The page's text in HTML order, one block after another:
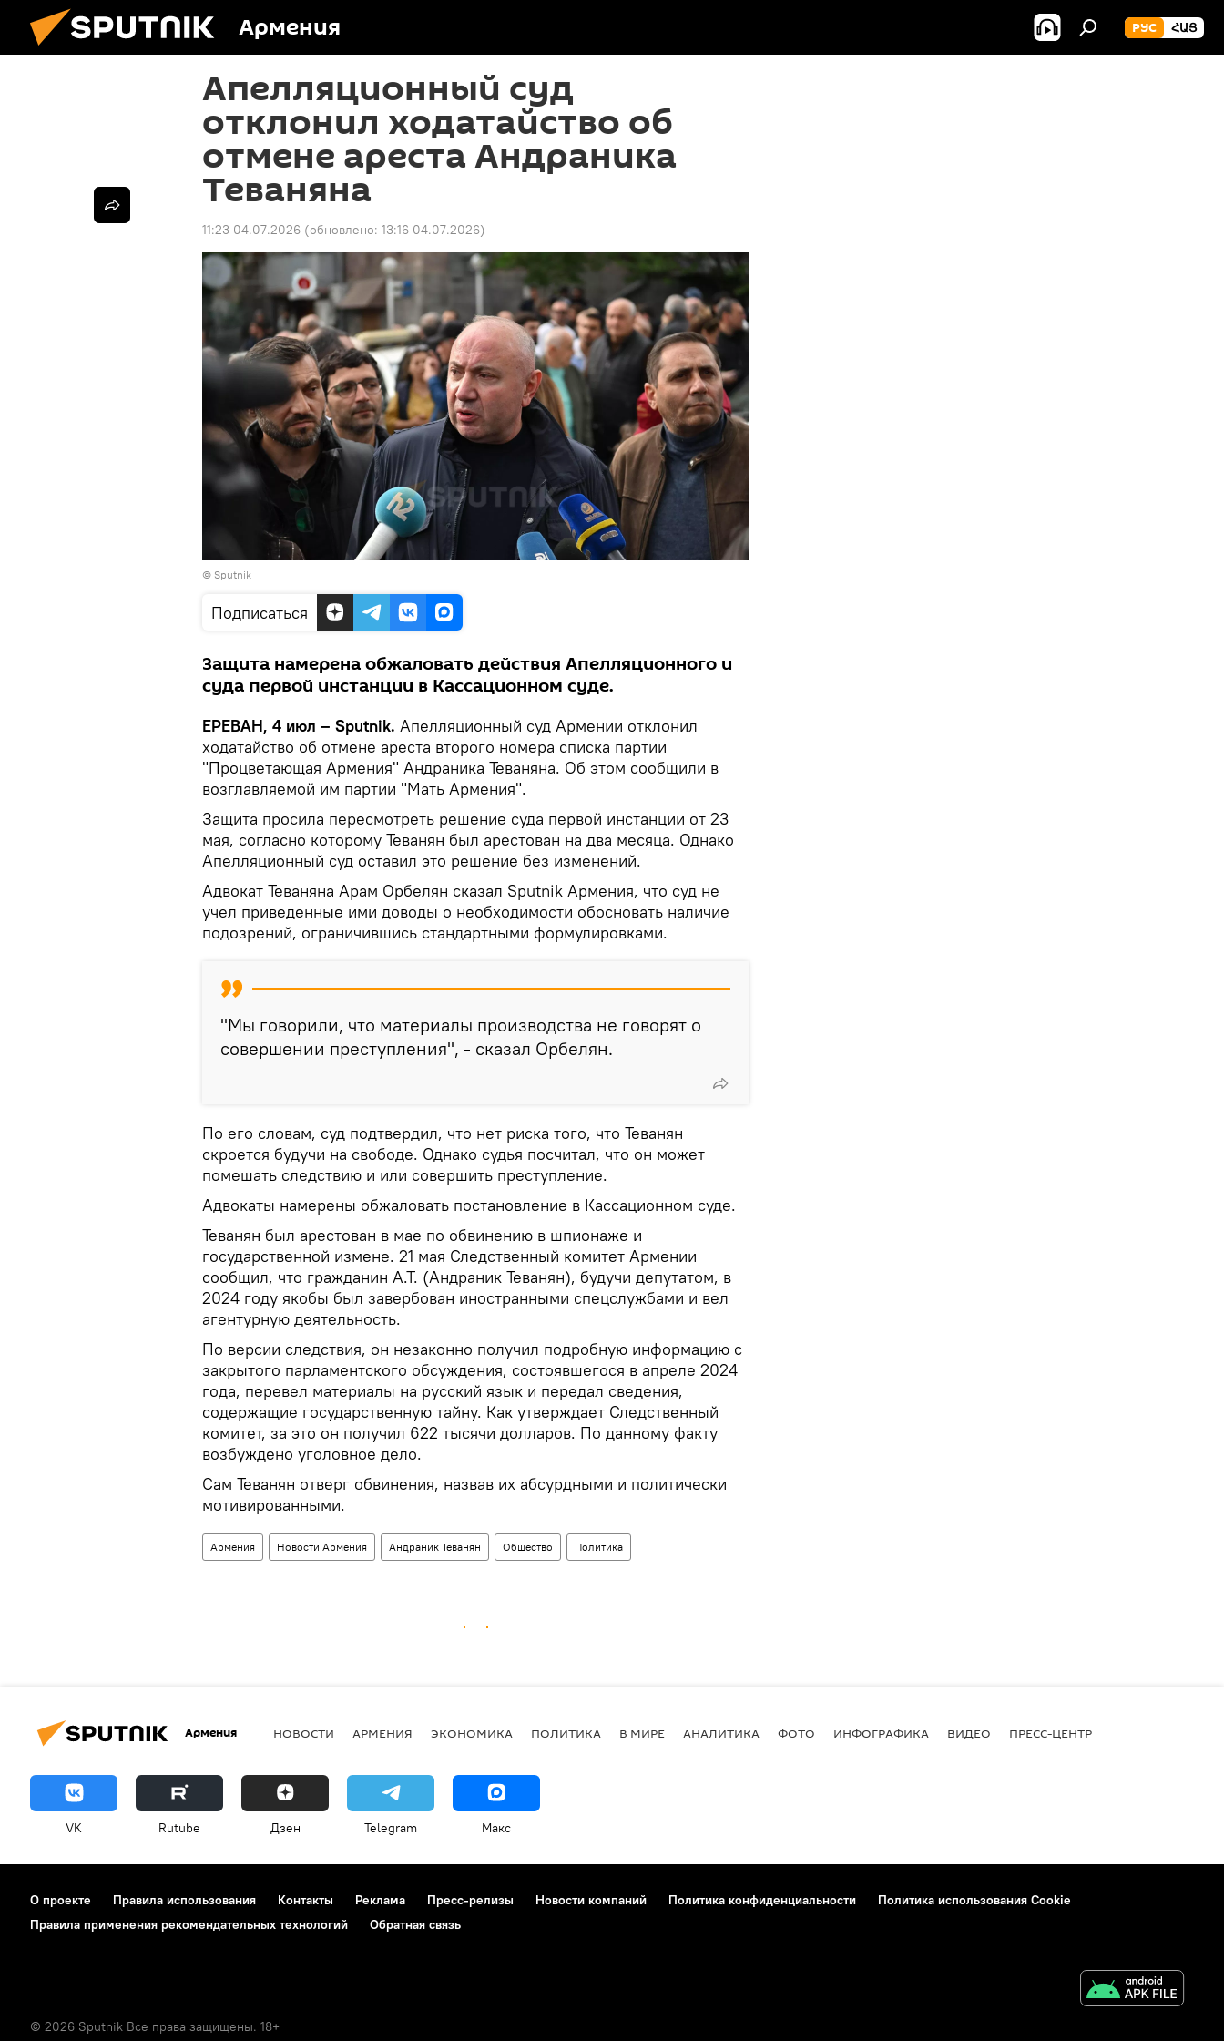
Армения РУС ՀԱՅ
Апелляционный суд
отклонил ходатайство об
отмене ареста Андраника
Теваняна
11:23 04.07.2026 (обновлено: 13:16 04.07.2026)
© Sputnik
Подписаться
Защита намерена обжаловать действия Апелляционного и
суда первой инстанции в Кассационном суде.
ЕРЕВАН, 4 июл – Sputnik. Апелляционный суд Армении отклонил
ходатайство об отмене ареста второго номера списка партии
"Процветающая Армения" Андраника Теваняна. Об этом сообщили в
возглавляемой им партии "Мать Армения".
Защита просила пересмотреть решение суда первой инстанции от 23
мая, согласно которому Теванян был арестован на два месяца. Однако
Апелляционный суд оставил это решение без изменений.
Адвокат Теваняна Арам Орбелян сказал Sputnik Армения, что суд не
учел приведенные ими доводы о необходимости обосновать наличие
подозрений, ограничившись стандартными формулировками.
"Мы говорили, что материалы производства не говорят о
совершении преступления", - сказал Орбелян.
По его словам, суд подтвердил, что нет риска того, что Теванян
скроется будучи на свободе. Однако судья посчитал, что он может
помешать следствию и или совершить преступление.
Адвокаты намерены обжаловать постановление в Кассационном суде.
Теванян был арестован в мае по обвинению в шпионаже и
государственной измене. 21 мая Следственный комитет Армении
сообщил, что гражданин А.Т. (Андраник Теванян), будучи депутатом, в
2024 году якобы был завербован иностранными спецслужбами и вел
агентурную деятельность.
По версии следствия, он незаконно получил подробную информацию с
закрытого парламентского обсуждения, состоявшегося в апреле 2024
года, перевел материалы на русский язык и передал сведения,
содержащие государственную тайну. Как утверждает Следственный
комитет, за это он получил 622 тысячи долларов. По данному факту
возбуждено уголовное дело.
Сам Теванян отверг обвинения, назвав их абсурдными и политически
мотивированными.
Армения Новости Армения Андраник Теванян Общество Политика
Армения НОВОСТИ АРМЕНИЯ ЭКОНОМИКА ПОЛИТИКА В МИРЕ АНАЛИТИКА ФОТО ИНФОГРАФИКА ВИДЕО ПРЕСС-ЦЕНТР
VK Rutube Дзен Telegram Макс
О проекте Правила использования Контакты Реклама Пресс-релизы Новости компаний Политика конфиденциальности
Политика использования Cookie
Правила применения рекомендательных технологий
Обратная связь
© 2026 Sputnik Все права защищены. 18+